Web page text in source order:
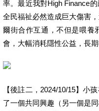
率。最近我對High Finance
全民福祉必然造成巨大傷害
爾街合作互通，不但是喂養
會，大幅消耗隱性公益，長期
【後註二，2024/10/15】小
了一個共同興趣（另一個是